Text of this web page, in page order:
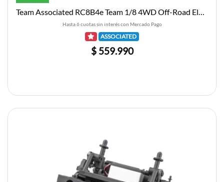
Hasta 6 cuotas sin interés con Mercado Pago
ASSOCIATED
$ 559.990